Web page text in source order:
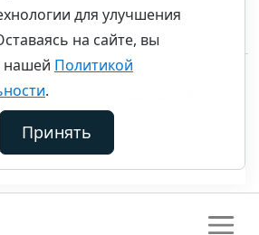
Все права защищены.
для улучшения
на сайте, вы
нашей Политикой
.
Принять